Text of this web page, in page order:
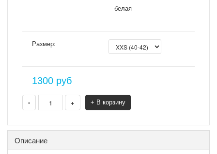
белая
Размер:
1300 руб
- + + В корзину
Описание